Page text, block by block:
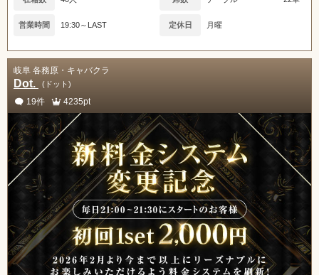
営業時間 19:30～LAST 定休日 月曜
岐阜 各務原・キャバクラ
Dot. (ドット)
19件 4235pt